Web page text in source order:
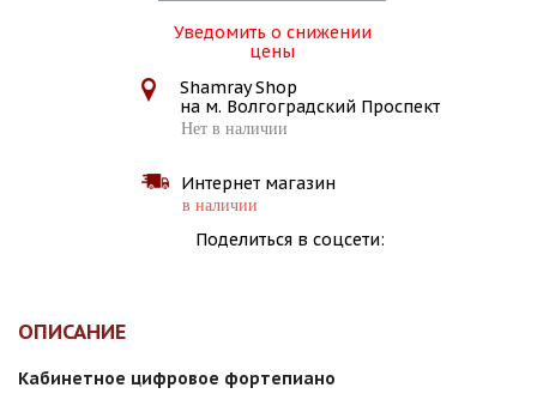
Уведомить о снижении
цены
Shamray Shop
на м. Волгоградский Проспект
Нет в наличии
Интернет магазин
в наличии
Поделиться в соцсети:
ОПИСАНИЕ
Кабинетное цифровое фортепиано